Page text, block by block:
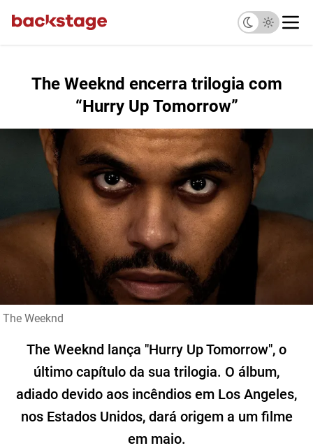
The Weeknd encerra trilogia com
“Hurry Up Tomorrow”
The Weeknd
The Weeknd lança "Hurry Up Tomorrow", o
último capítulo da sua trilogia. O álbum,
adiado devido aos incêndios em Los Angeles,
nos Estados Unidos, dará origem a um filme
em maio.